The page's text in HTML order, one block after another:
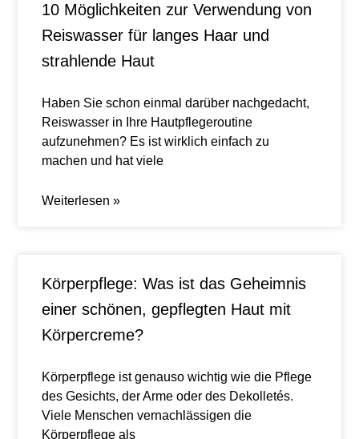
10 Möglichkeiten zur Verwendung von
Reiswasser für langes Haar und
strahlende Haut
Haben Sie schon einmal darüber nachgedacht,
Reiswasser in Ihre Hautpflegeroutine
aufzunehmen? Es ist wirklich einfach zu
machen und hat viele
Weiterlesen »
Körperpflege: Was ist das Geheimnis
einer schönen, gepflegten Haut mit
Körpercreme?
Körperpflege ist genauso wichtig wie die Pflege
des Gesichts, der Arme oder des Dekolletés.
Viele Menschen vernachlässigen die
Körperpflege als